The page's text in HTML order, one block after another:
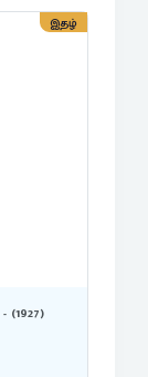
இதழ்
- (1927)